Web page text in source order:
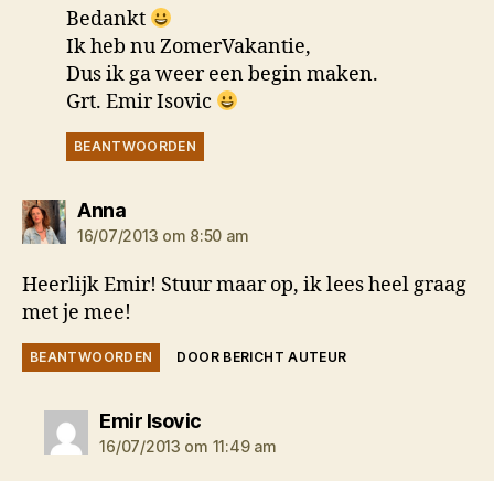
Bedankt
Ik heb nu ZomerVakantie,
Dus ik ga weer een begin maken.
Grt. Emir Isovic
BEANTWOORDEN
Annazegt:
16/07/2013 om 8:50 am
Heerlijk Emir! Stuur maar op, ik lees heel graag
met je mee!
BEANTWOORDEN DOOR BERICHT AUTEUR
Emir Isoviczegt:
16/07/2013 om 11:49 am